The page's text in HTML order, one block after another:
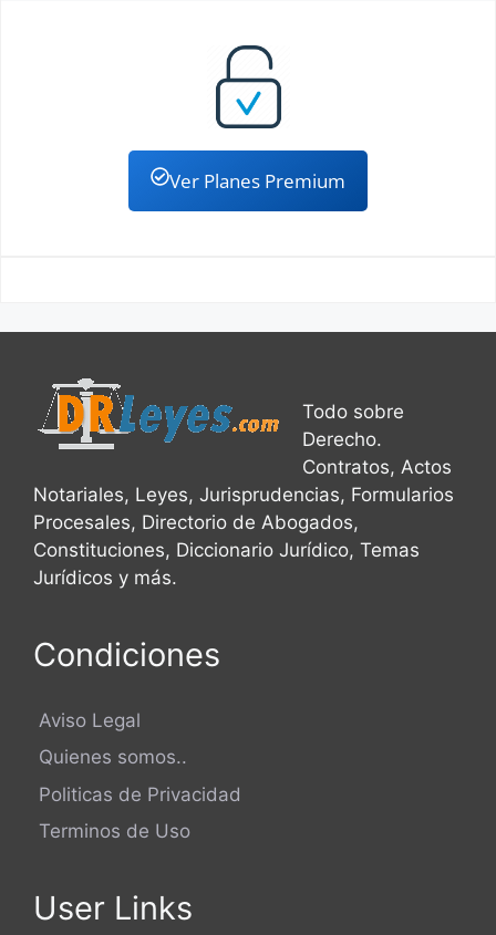
Ver Planes Premium
Todo sobre
Derecho.
Contratos, Actos
Notariales, Leyes, Jurisprudencias, Formularios
Procesales, Directorio de Abogados,
Constituciones, Diccionario Jurídico, Temas
Jurídicos y más.
Condiciones
Aviso Legal
Quienes somos..
Politicas de Privacidad
Terminos de Uso
User Links